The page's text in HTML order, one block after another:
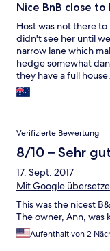
Nice BnB close to
Host was not there
didn't see her until
narrow lane which
hedge somewhat
they have a full house.
Verifizierte Bewertung
8/10 – Sehr gut
17. Sept. 2017
Mit Google
This was the nicest
The owner, Ann, was
Aufenthalt von 2